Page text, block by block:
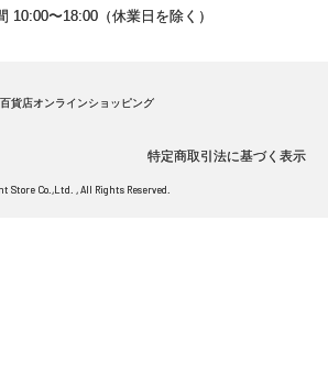
10:00〜18:00（休業日を除く）
貨店オンラインショッピング
特定商取引法に基づく表示
Co.,Ltd. , All Rights Reserved.